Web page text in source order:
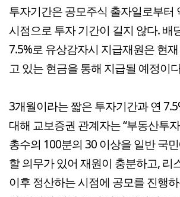
투자기간은 공모주식 출자일로부터
시점으로 투자 기간이 길지 않다. 배
7.5%로 유상감자시 지급재원은 현
고 있는 현금을 통해 지급될 예정이
3개월이라는 짧은 투자기간과 연
대해 교보증권 관계자는 “부동산투
총수의 100분의 30 이상을 일반 국
할 의무가 있어 재원이 충분하고, 리
이후 정산하는 시점에 공모를 진행